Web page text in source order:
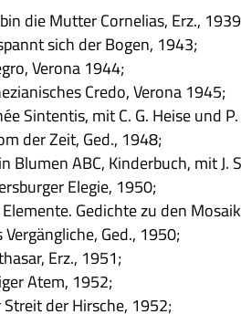
die Mut­ter Cor­ne­lias, Erz.,
sich der Bogen, 1943;
Verona 1944;
Credo, Verona 1945;
Sin­ten­tis, mit C. G. Heise und
der Zeit, Ged., 1948;
Blu­men ABC, Kin­der­buch, mit J.
Ele­gie, 1950;
Gedichte zu den
Ver­gäng­li­che, Ged., 1950;
Erz., 1951;
Atem, 1952;
Streit der Hir­sche, 1952;